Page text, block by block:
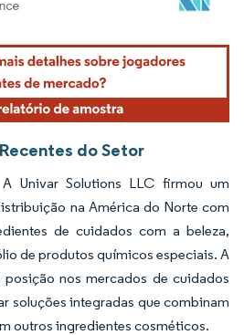
reuso requer atribuição conforme CC BY 4.0.
do Setor
Univar Solutions LLC firmou um
na América do Norte com
de cuidados com a beleza,
de produtos químicos especiais. A
nos mercados de cuidados
soluções integradas que combinam
outros ingredientes cosméticos.